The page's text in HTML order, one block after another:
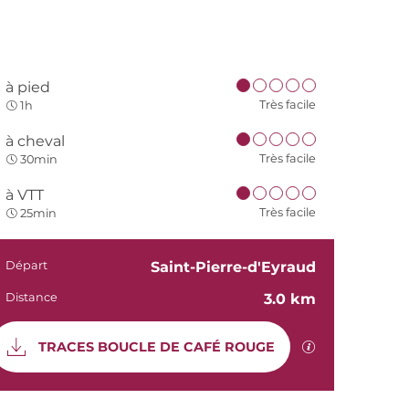
à pied
1h Très facile
à cheval
30min Très facile
à VTT
25min Très facile
Départ Saint-Pierre-d'Eyraud
Distance 3.0 km
TRACES BOUCLE DE CAFÉ ROUGE